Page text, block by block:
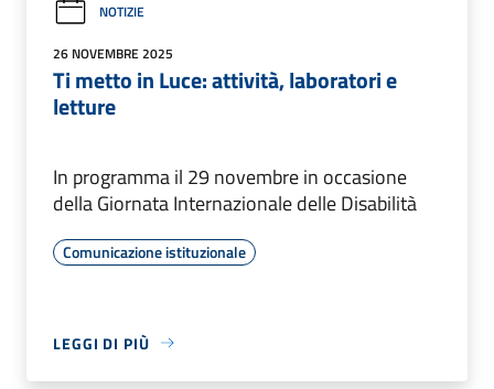
NOTIZIE
26 NOVEMBRE 2025
Ti metto in Luce: attività, laboratori e
letture
In programma il 29 novembre in occasione
della Giornata Internazionale delle Disabilità
Comunicazione istituzionale
LEGGI DI PIÙ